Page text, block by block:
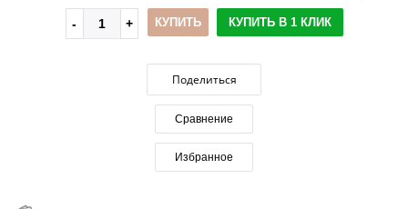
КУПИТЬ КУПИТЬ В 1 КЛИК
Поделиться
Сравнение
Избранное